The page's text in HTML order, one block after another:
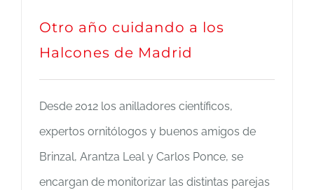
Otro año cuidando a los
Halcones de Madrid
Desde 2012 los anilladores científicos,
expertos ornitólogos y buenos amigos de
Brinzal, Arantza Leal y Carlos Ponce, se
encargan de monitorizar las distintas parejas